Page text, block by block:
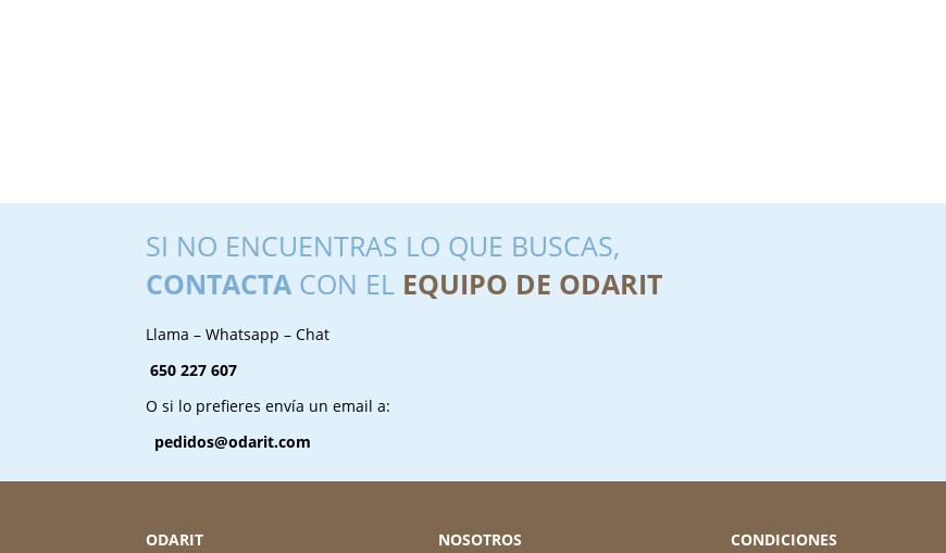
SI NO ENCUENTRAS LO QUE BUSCAS,
CONTACTA CON EL EQUIPO DE ODARIT
Llama – Whatsapp – Chat
650 227 607
O si lo prefieres envía un email a:
pedidos@odarit.com
ODARIT NOSOTROS CONDICIONES